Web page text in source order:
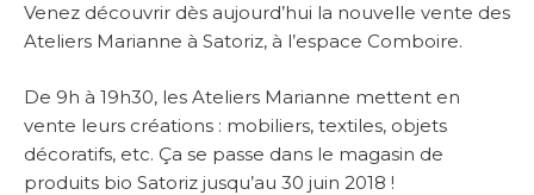
Venez découvrir dès aujourd’hui la nouvelle vente des
Ateliers Marianne à Satoriz, à l’espace Comboire.
De 9h à 19h30, les Ateliers Marianne mettent en
vente leurs créations : mobiliers, textiles, objets
décoratifs, etc. Ça se passe dans le magasin de
produits bio Satoriz jusqu’au 30 juin 2018 !